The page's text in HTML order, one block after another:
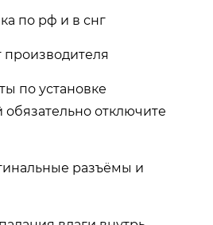
по рф и в снг
производителя
по установке
обязательно отключите
разъёмы и